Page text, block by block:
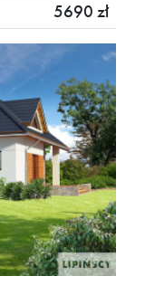
5690 zł